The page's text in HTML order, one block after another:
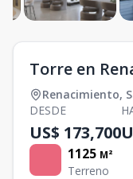
Torre en
Renacimiento,
DESDE
US$ 173,700
1125 M²
Terreno